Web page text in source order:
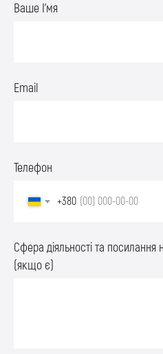
Ваше І’мя
Email
Телефон
+380
Сфера діяльності та посилання
(якщо є)